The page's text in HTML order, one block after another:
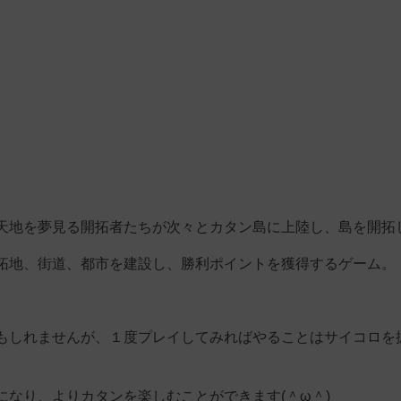
地を夢見る開拓者たちが次々とカタン島に上陸し、島を開拓
、街道、都市を建設し、勝利ポイントを獲得するゲーム。
しれませんが、１度プレイしてみればやることはサイコロを
なり、よりカタンを楽しむことができます(＾ω＾)